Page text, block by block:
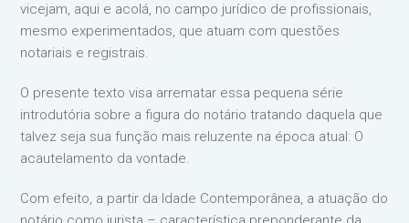
vicejam, aqui e acolá, no campo jurídico de profissionais,
mesmo experimentados, que atuam com questões
notariais e registrais.
O presente texto visa arrematar essa pequena série
introdutória sobre a figura do notário tratando daquela que
talvez seja sua função mais reluzente na época atual: O
acautelamento da vontade.
Com efeito, a partir da Idade Contemporânea, a atuação do